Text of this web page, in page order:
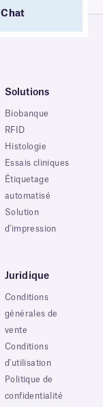
Chat
Solutions
Biobanque
RFID
Histologie
Essais cliniques
Étiquetage
automatisé
Solution
d'impression
Juridique
Conditions
générales de
vente
Conditions
d'utilisation
Politique de
confidentialité